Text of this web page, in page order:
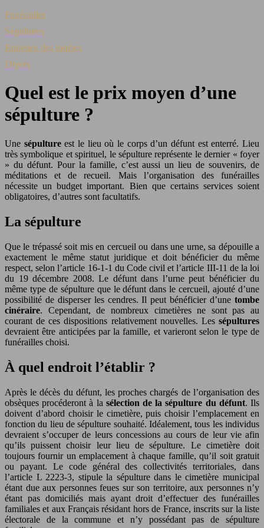
Funérailles
Sépultures
Entretien des tombes
Divers
Quel est le prix moyen d’une
sépulture ?
Une sépultureest le lieu où le corps d’un défunt est enterré. Lieu
très symbolique et spirituel, le sépulture représente le dernier « foyer
» du défunt. Pour la famille, c’est aussi un lieu de souvenirs, de
méditations et de recueil. Mais l’organisation des funérailles
nécessite un budget important. Bien que certains services soient
obligatoires, d’autres sont facultatifs.
La sépulture
Que le trépassé soit mis en cercueil ou dans une urne, sa dépouille a
exactement le même statut juridique et doit bénéficier du même
respect, selon l’article 16-1-1 du Code civil et l’article III-11 de la loi
du 19 décembre 2008. Le défunt dans l’urne peut bénéficier du
même type de sépulture que le défunt dans le cercueil, ajouté d’une
possibilité de disperser les cendres. Il peut bénéficier d’une tombe
cinéraire. Cependant, de nombreux cimetières ne sont pas au
courant de ces dispositions relativement nouvelles. Les sépultures
devraient être anticipées par la famille, et varieront selon le type de
funérailles choisi.
À quel endroit l’établir ?
Après le décès du défunt, les proches chargés de l’organisation des
obsèques procéderont à la sélection de la sépulture du défunt. Ils
doivent d’abord choisir le cimetière, puis choisir l’emplacement en
fonction du lieu de sépulture souhaité. Idéalement, tous les individus
devraient s’occuper de leurs concessions au cours de leur vie afin
qu’ils puissent choisir leur lieu de sépulture. Le cimetière doit
toujours fournir un emplacement à chaque famille, qu’il soit gratuit
ou payant. Le code général des collectivités territoriales, dans
l’article L 2223-3, stipule la sépulture dans le cimetière municipal
étant due aux personnes feues sur son territoire, aux personnes n’y
étant pas domiciliés mais ayant droit d’effectuer des funérailles
familiales et aux Français résidant hors de France, inscrits sur la liste
électorale de la commune et n’y possédant pas de sépulture